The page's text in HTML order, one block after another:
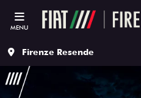
MENU
Firenze Resende